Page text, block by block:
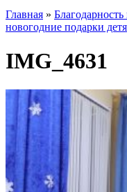
Главная »
новогодние подарки
IMG_4631